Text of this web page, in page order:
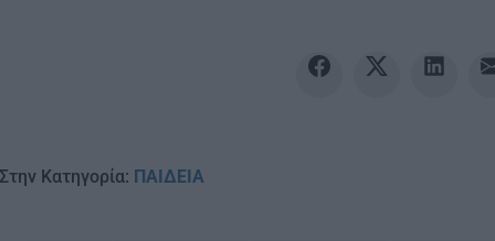
Στην Κατηγορία: ΠΑΙΔΕΙΑ